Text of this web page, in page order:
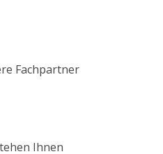
Fachpartner
Ihnen